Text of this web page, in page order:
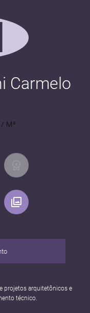
Carmelo
/ M²
projetos arquitetônicos e
técnico.